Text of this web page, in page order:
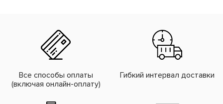
Все способы оплаты
(включая онлайн-оплату)
Гибкий интервал доставки